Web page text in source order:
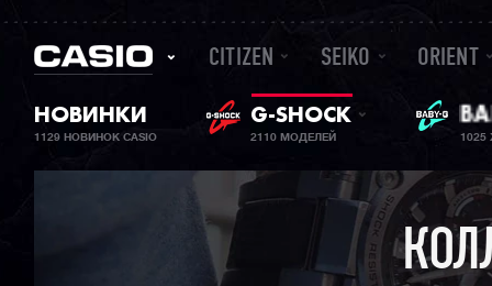
CITIZEN SEIKO ORIENT
НОВИНКИ
1129 НОВИНОК CASIO
G-SHOCK
2110 МОДЕЛЕЙ